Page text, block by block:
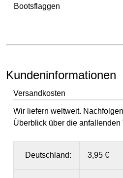
Bootsflaggen
Kundeninformationen
Versandkosten
Wir liefern weltweit.
Überblick über die anfallenden
Deutschland: 3,95 €